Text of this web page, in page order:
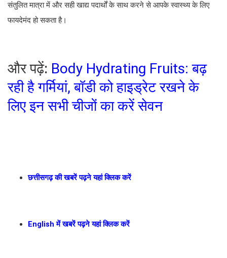
संतुलित मात्रा में और सही खाद्य पदार्थों के साथ करने से आपके स्वास्थ्य के लिए
फायदेमंद हो सकता है।
और पढ़ें: Body Hydrating Fruits: बढ़
रही है गर्मियां, बॉडी को हाइड्रेट रखने के
लिए इन सभी चीजों का करें सेवन
छत्तीसगढ़ की खबरें पढ़ने यहां क्लिक करें
English में खबरें पढ़ने यहां क्लिक करें